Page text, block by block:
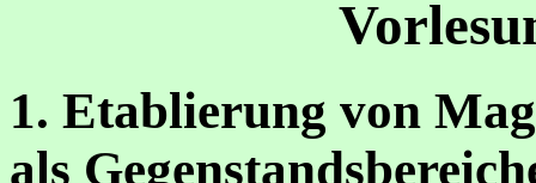
1. Etablierung von
als